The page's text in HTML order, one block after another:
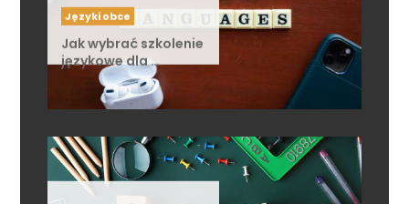
Języki obce
Jak wybrać szkolenie
językowe dla …